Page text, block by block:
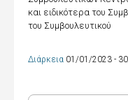
και ειδικότερα του
του Συμβουλευτικού
Διάρκεια 01/01/2023 -